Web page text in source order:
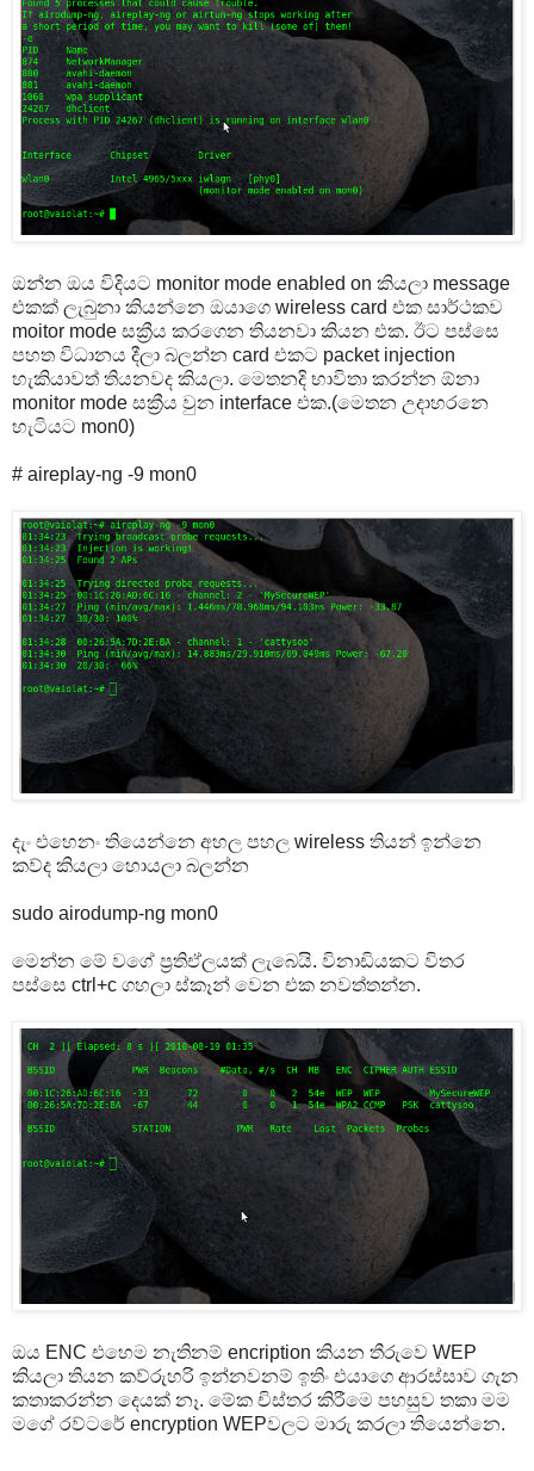
ඔන්න ඔය විදියට monitor mode enabled on කියලා message
එකක් ලැබුනා කියන්නෙ ඔයාගෙ wireless card එක සාර්ථකව
moitor mode සක්‍රීය කරගෙන තියනවා කියන එක. ඊට පස්සෙ
පහත විධානය දීලා බලන්න card එකට packet injection
හැකියාවත් තියනවද කියලා. මෙතනදි භාවිතා කරන්න ඕනා
monitor mode සක්‍රීය වුන interface එක.(මෙතන උදාහරනෙ
හැටියට mon0)
# aireplay-ng -9 mon0
දැං එහෙනං තියෙන්නෙ අහල පහල wireless තියන් ඉන්නෙ
කව්ද කියලා හොයලා බලන්න
sudo airodump-ng mon0
මෙන්න මේ වගේ ප්‍රතිඒලයක් ලැබෙයි. විනාඩියකට විතර
පස්සෙ ctrl+c ගහලා ස්කෑන් වෙන එක නවත්තන්න.
ඔය ENC එහෙම නැතිනම් encription කියන තීරුවෙ WEP
කියලා තියන කව්රුහරි ඉන්නවනම් ඉතිං එයාගෙ ආරස්සාව ගැන
කතාකරන්න දෙයක් නෑ. මේක චිස්තර කිරීමෙ පහසුව තකා මම
මගේ රව්ටරේ encryption WEPවලට මාරු කරලා තියෙන්නෙ.